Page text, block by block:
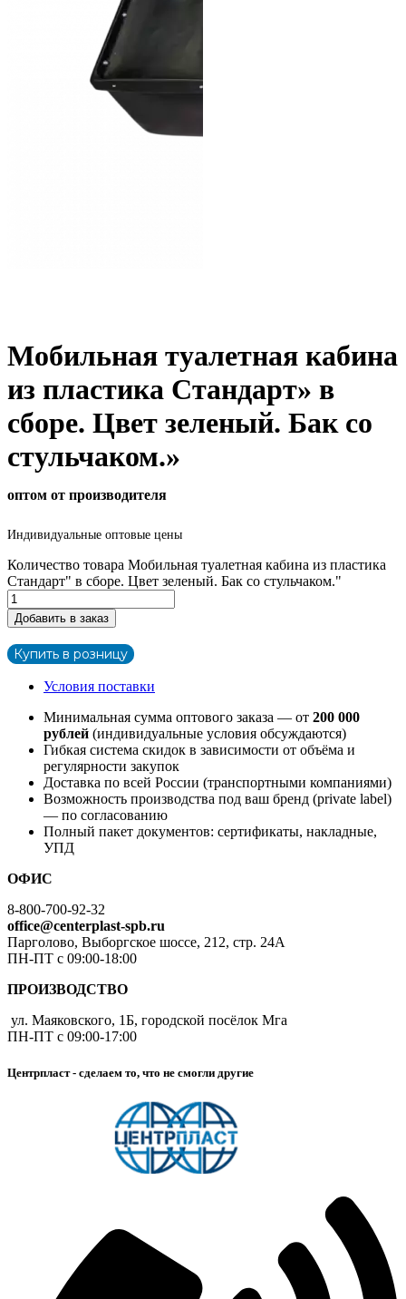
Мобильная туалетная кабина
из пластика Стандарт» в
сборе. Цвет зеленый. Бак со
стульчаком.»
оптом от производителя
Индивидуальные оптовые цены
Количество товара Мобильная туалетная кабина из пластика
Стандарт" в сборе. Цвет зеленый. Бак со стульчаком."
Добавить в заказ
Купить в розницу
Условия поставки
Минимальная сумма оптового заказа — от 200 000
рублей (индивидуальные условия обсуждаются)
Гибкая система скидок в зависимости от объёма и
регулярности закупок
Доставка по всей России (транспортными компаниями)
Возможность производства под ваш бренд (private label)
— по согласованию
Полный пакет документов: сертификаты, накладные,
УПД
ОФИС
8-800-700-92-32
office@centerplast-spb.ru
Парголово, Выборгское шоссе, 212, стр. 24А
ПН-ПТ с 09:00-18:00
ПРОИЗВОДСТВО
ул. Маяковского, 1Б, городской посёлок Мга
ПН-ПТ с 09:00-17:00
Центрпласт - сделаем то, что не смогли другие